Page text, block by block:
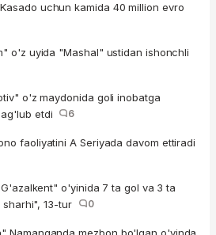
uchun kamida 40 million evro
o'z uyida "Mashal" ustidan ishonchli
o'z maydonida goli inobatga
etdi
6
faoliyatini A Seriyada davom ettiradi
o'yinida 7 ta gol va 3 ta
13-tur
0